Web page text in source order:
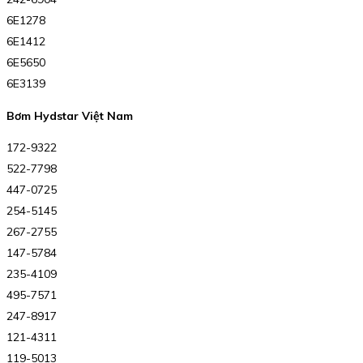
6E1278
6E1412
6E5650
6E3139
Bơm Hydstar Việt Nam
172-9322
522-7798
447-0725
254-5145
267-2755
147-5784
235-4109
495-7571
247-8917
121-4311
119-5013